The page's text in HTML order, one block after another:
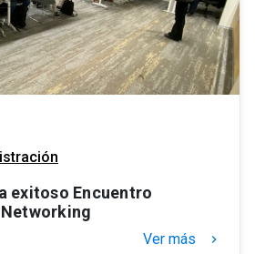
exitoso Encuentro
Ver más keyboard_arrow_right